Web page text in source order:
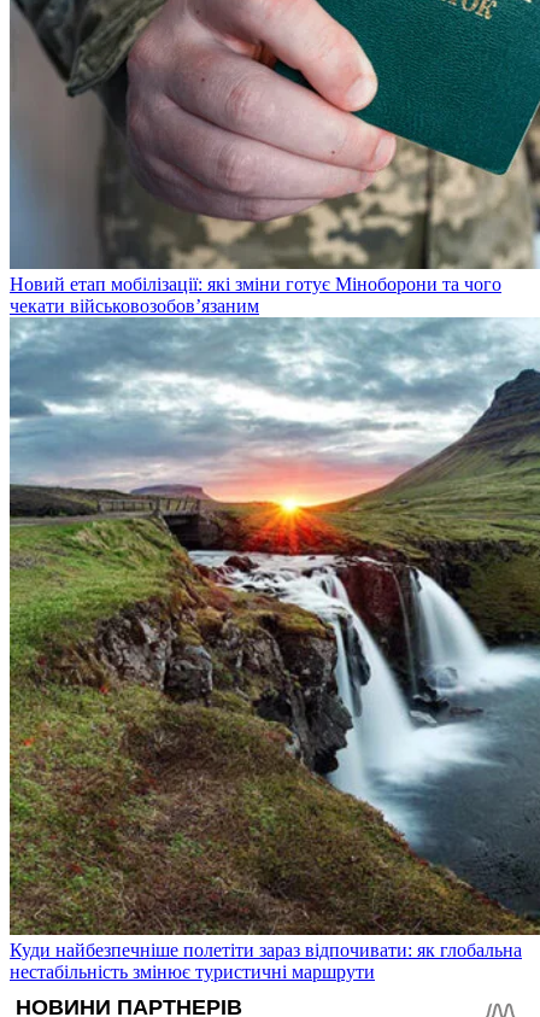
Новий етап мобілізації: які зміни готує Міноборони та чого
чекати військовозобов’язаним
Куди найбезпечніше полетіти зараз відпочивати: як глобальна
нестабільність змінює туристичні маршрути